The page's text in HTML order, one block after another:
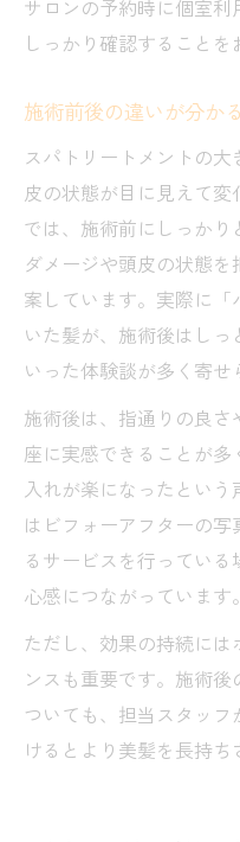
サロンの予約時に個室
しっかり確認することを
施術前後の違いが分か
スパトリートメントの
皮の状態が目に見えて
では、施術前にしっか
ダメージや頭皮の状態
案しています。実際に
いた髪が、施術後はし
いった体験談が多く寄せ
施術後は、指通りの良
座に実感できることが
入れが楽になったとい
はビフォーアフターの
るサービスを行ってい
心感につながっています。
ただし、効果の持続に
ンスも重要です。施術
ついても、担当スタッ
けるとより美髪を長持ち